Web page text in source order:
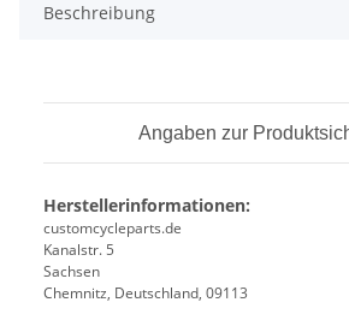
Beschreibung
Angaben zur
Herstellerinformationen:
customcycleparts.de
Kanalstr. 5
Sachsen
Chemnitz, Deutschland, 09113